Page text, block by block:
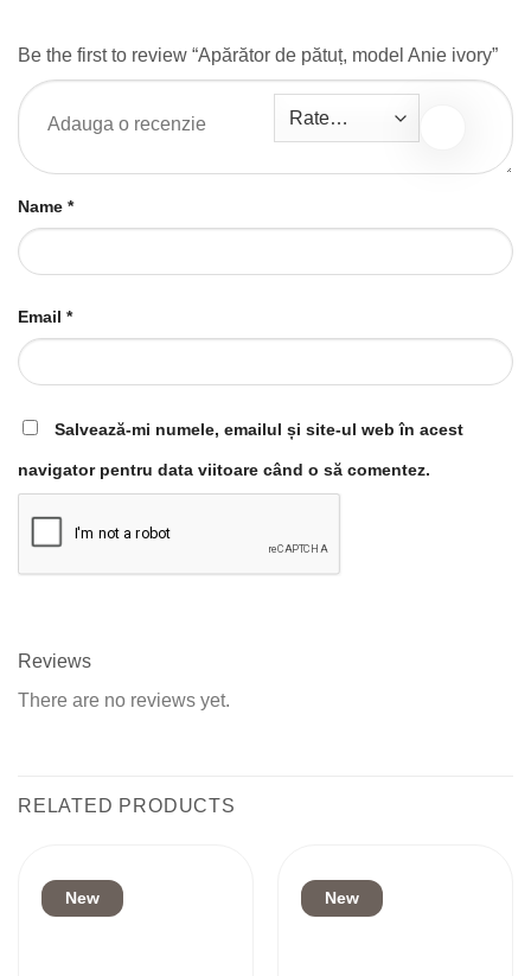
Be the first to review “Apărător de pătuț, model Anie ivory”
Name *
Email *
Salvează-mi numele, emailul și site-ul web în acest
navigator pentru data viitoare când o să comentez.
Reviews
There are no reviews yet.
RELATED PRODUCTS
New New